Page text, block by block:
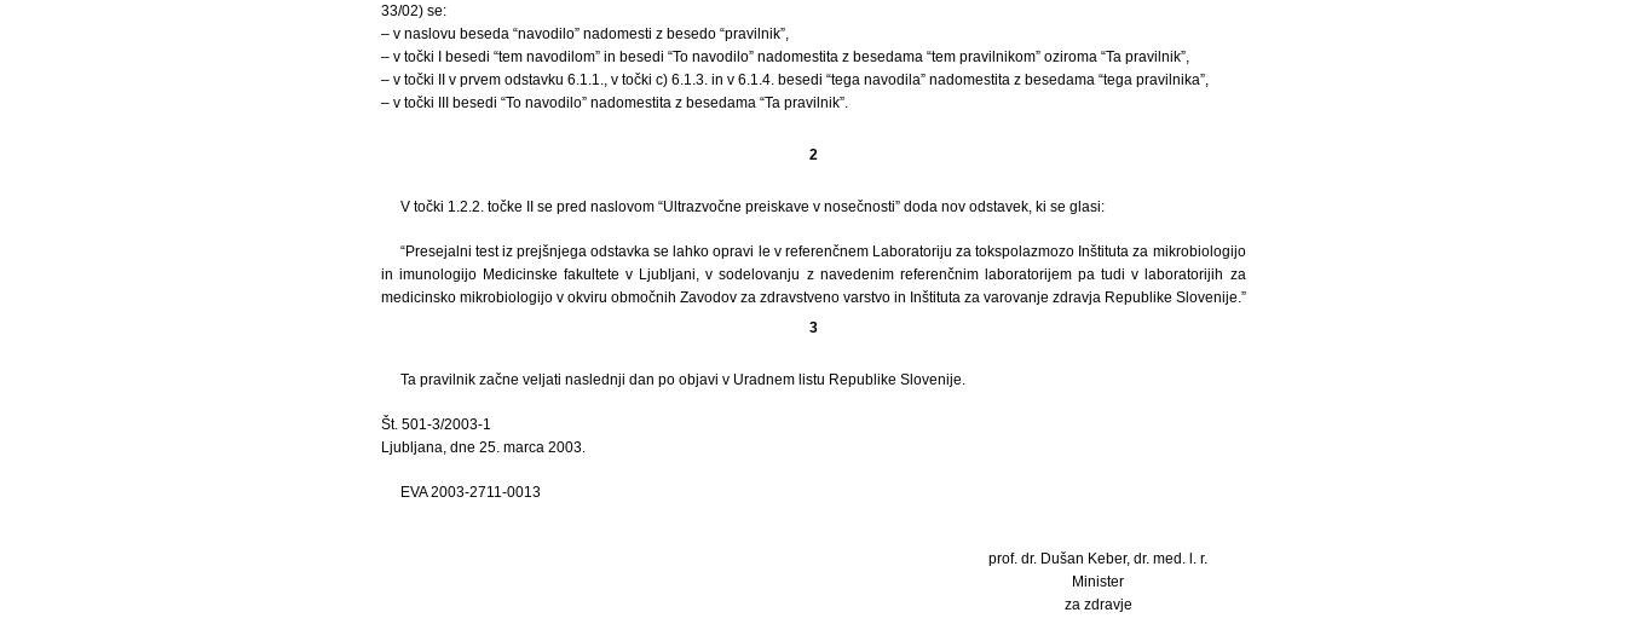
33/02) se:
– v naslovu beseda “navodilo” nadomesti z besedo “pravilnik”,
– v točki I besedi “tem navodilom” in besedi “To navodilo” nadomestita z besedama “tem pravilnikom” oziroma “Ta pravilnik”,
– v točki II v prvem odstavku 6.1.1., v točki c) 6.1.3. in v 6.1.4. besedi “tega navodila” nadomestita z besedama “tega pravilnika”,
– v točki III besedi “To navodilo” nadomestita z besedama “Ta pravilnik”.
2
V točki 1.2.2. točke II se pred naslovom “Ultrazvočne preiskave v nosečnosti” doda nov odstavek, ki se glasi:
“Presejalni test iz prejšnjega odstavka se lahko opravi le v referenčnem Laboratoriju za tokspolazmozo Inštituta za mikrobiologijo
in imunologijo Medicinske fakultete v Ljubljani, v sodelovanju z navedenim referenčnim laboratorijem pa tudi v laboratorijih za
medicinsko mikrobiologijo v okviru območnih Zavodov za zdravstveno varstvo in Inštituta za varovanje zdravja Republike Slovenije.”
3
Ta pravilnik začne veljati naslednji dan po objavi v Uradnem listu Republike Slovenije.
Št. 501-3/2003-1
Ljubljana, dne 25. marca 2003.
EVA 2003-2711-0013
prof. dr. Dušan Keber, dr. med. l. r.
Minister
za zdravje